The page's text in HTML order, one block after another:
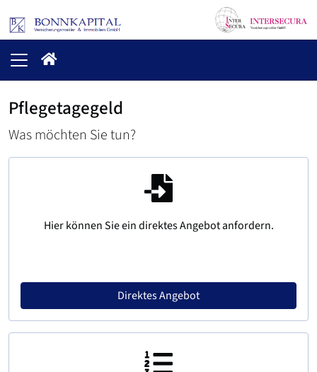
Pflegetagegeld
Was möchten Sie tun?
Hier können Sie ein direktes Angebot anfordern.
Direktes Angebot